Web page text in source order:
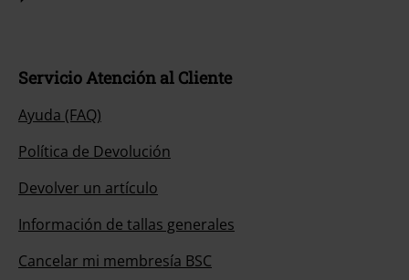
Servicio Atención al Cliente
Ayuda (FAQ)
Política de Devolución
Devolver un artículo
Información de tallas generales
Cancelar mi membresía BSC